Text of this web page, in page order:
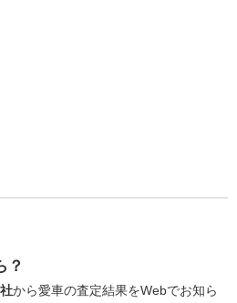
？
から愛車の査定結果をWebでお知ら